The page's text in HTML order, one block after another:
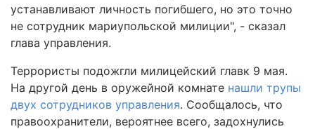
устанавливают личность погибшего, но это точно
не сотрудник мариупольской милиции", - сказал
глава управления.
Террористы подожгли милицейский главк 9 мая.
На другой день в оружейной комнате нашли трупы
двух сотрудников управления. Сообщалось, что
правоохранители, вероятнее всего, задохнулись